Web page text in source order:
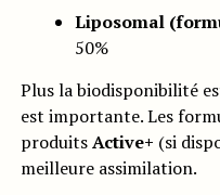
Liposomal
50%
Plus la biodisponibilité
est importante. Les
produitsActive+ (si
meilleure assimilation.